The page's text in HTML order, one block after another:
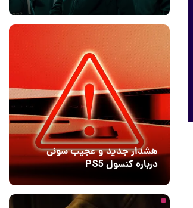
هشدار جدید و عجیب سونی
درباره کنسول PS5